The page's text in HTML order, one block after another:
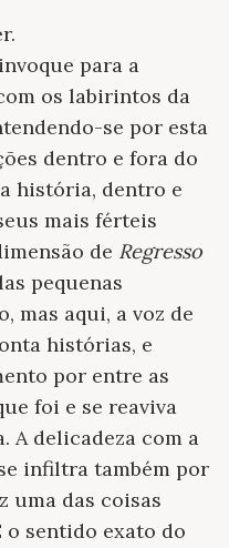
para a
os labirintos da
se por esta
dentro e fora do
história, dentro e
mais férteis
de Regresso
pequenas
mas aqui, a voz de
histórias, e
por entre as
foi e se reaviva
A delicadeza com a
infiltra também por
uma das coisas
o sentido exato do